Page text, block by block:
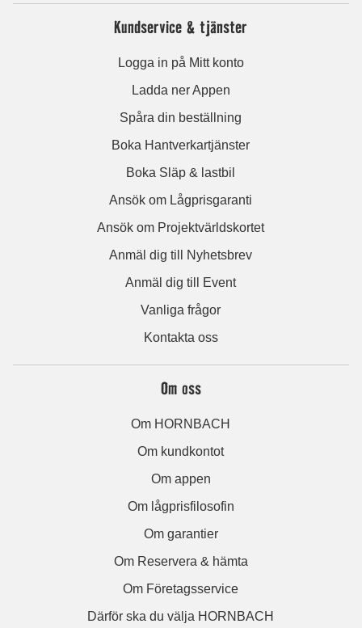
Kundservice & tjänster
Logga in på Mitt konto
Ladda ner Appen
Spåra din beställning
Boka Hantverkartjänster
Boka Släp & lastbil
Ansök om Lågprisgaranti
Ansök om Projektvärldskortet
Anmäl dig till Nyhetsbrev
Anmäl dig till Event
Vanliga frågor
Kontakta oss
Om oss
Om HORNBACH
Om kundkontot
Om appen
Om lågprisfilosofin
Om garantier
Om Reservera & hämta
Om Företagsservice
Därför ska du välja HORNBACH